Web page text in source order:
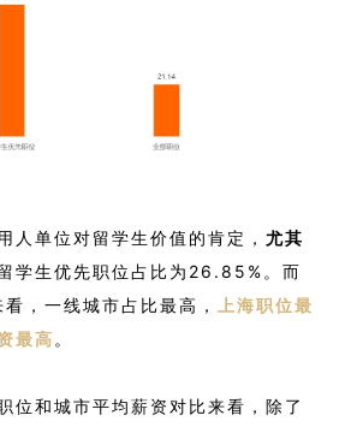
人单位对留学生价值的肯定， 尤其
学生优先职位占比为26.85%。 而
，一线城市占比最高，
上海职位最
最高 。
位和城市平均薪资对比来看，除了